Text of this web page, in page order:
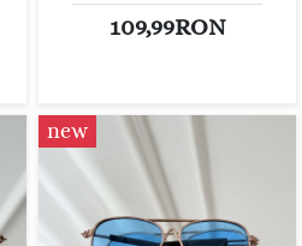
109,99RON
new